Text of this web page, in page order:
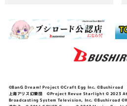
©BanG Dream! Project ©Craft Egg Inc. ©Bushiroad ©
上海アリス幻樂団 ©Project Revue Starlight © 2023
Broadcasting System Television, Inc. ©Bushiroad ©Koi